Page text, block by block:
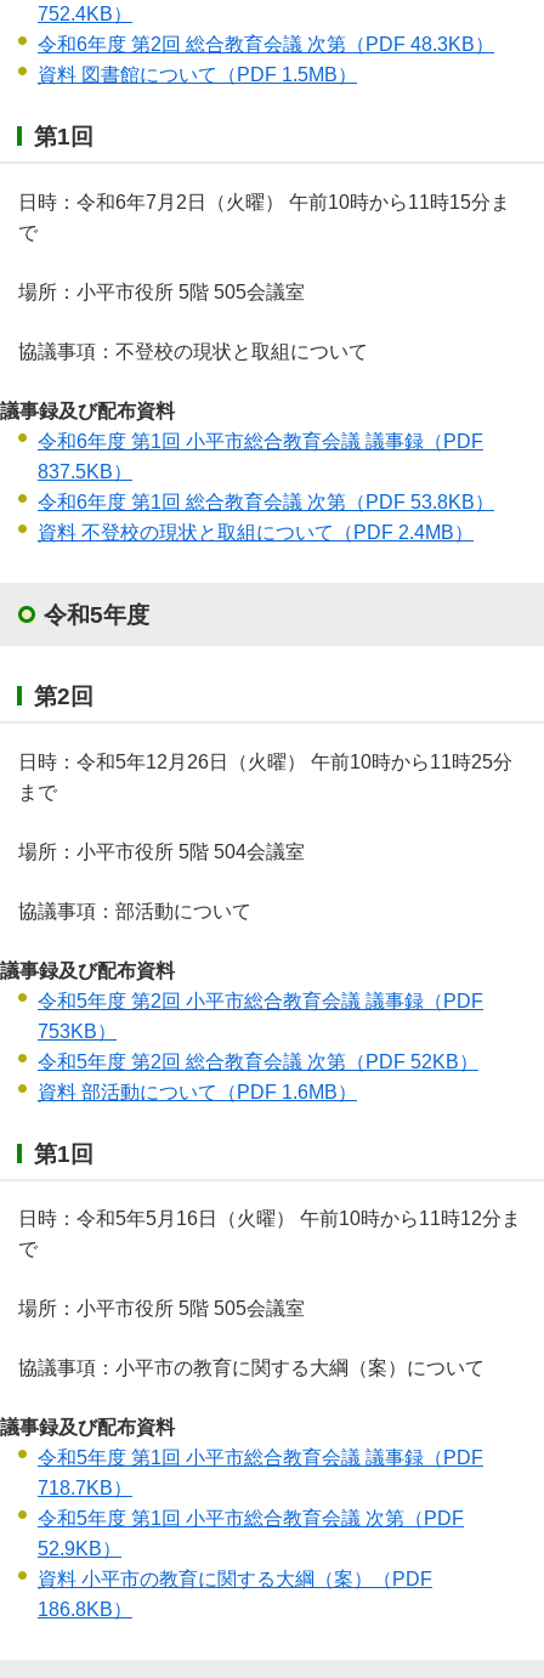
752.4KB）
令和6年度 第2回 総合教育会議 次第 （PDF 48.3KB）
資料 図書館について
（PDF 1.5MB）
第1回
日時：令和6年7月2日（火曜） 午前10時から11時15分ま
で
場所：小平市役所 5階 505会議室
協議事項：不登校の現状と取組について
議事録及び配布資料
令和6年度 第1回 小平市総合教育会議 議事録 （PDF
837.5KB）
令和6年度 第1回 総合教育会議 次第 （PDF 53.8KB）
資料 不登校の現状と取組について
（PDF 2.4MB）
令和5年度
第2回
日時：令和5年12月26日（火曜） 午前10時から11時25分
まで
場所：小平市役所 5階 504会議室
協議事項：部活動について
議事録及び配布資料
令和5年度 第2回 小平市総合教育会議 議事録 （PDF
753KB）
令和5年度 第2回 総合教育会議 次第 （PDF 52KB）
資料 部活動について
（PDF 1.6MB）
第1回
日時：令和5年5月16日（火曜） 午前10時から11時12分ま
で
場所：小平市役所 5階 505会議室
協議事項：小平市の教育に関する大綱（案）について
議事録及び配布資料
令和5年度 第1回 小平市総合教育会議 議事録 （PDF
718.7KB）
令和5年度 第1回 小平市総合教育会議 次第 （PDF
52.9KB）
資料 小平市の教育に関する大綱（案）
（PDF
186.8KB）